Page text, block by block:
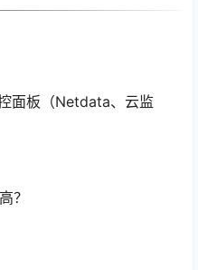
面板（Netdata、云监
？